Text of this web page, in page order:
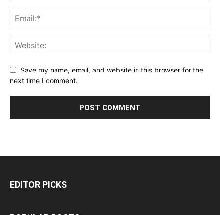
Save my name, email, and website in this browser for the
next time I comment.
EDITOR PICKS